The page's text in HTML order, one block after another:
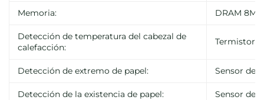
Memoria: DRAM 8M,
Detección de temperatura del cabezal de
calefacción:
Termistor
Detección de extremo de papel: Sensor de
Detección de la existencia de papel: Sensor de